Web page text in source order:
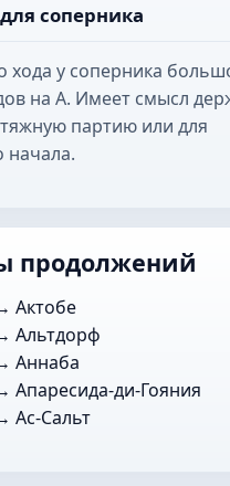
соперника
хода у соперника
на А. Имеет смысл
партию или для
начала.
продолжений
→Актобе
→Альтдорф
→Аннаба
→Апаресида-ди-Гояния
→Ас-Сальт